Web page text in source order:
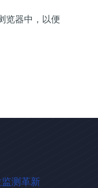
览器中，以便
测革新